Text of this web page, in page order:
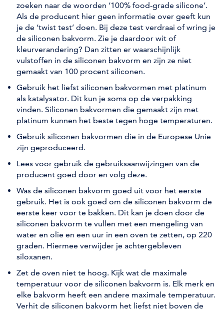
zoeken naar de woorden ‘100% food-grade silicone’.
Als de producent hier geen informatie over geeft kun
je de ‘twist test’ doen. Bij deze test verdraai of wring je
de siliconen bakvorm. Zie je daardoor wit of
kleurverandering? Dan zitten er waarschijnlijk
vulstoffen in de siliconen bakvorm en zijn ze niet
gemaakt van 100 procent siliconen.
Gebruik het liefst siliconen bakvormen met platinum
als katalysator. Dit kun je soms op de verpakking
vinden. Siliconen bakvormen die gemaakt zijn met
platinum kunnen het beste tegen hoge temperaturen.
Gebruik siliconen bakvormen die in de Europese Unie
zijn geproduceerd.
Lees voor gebruik de gebruiksaanwijzingen van de
producent goed door en volg deze.
Was de siliconen bakvorm goed uit voor het eerste
gebruik. Het is ook goed om de siliconen bakvorm de
eerste keer voor te bakken. Dit kan je doen door de
siliconen bakvorm te vullen met een mengeling van
water en olie en een uur in een oven te zetten, op 220
graden. Hiermee verwijder je achtergebleven
siloxanen.
Zet de oven niet te hoog. Kijk wat de maximale
temperatuur voor de siliconen bakvorm is. Elk merk en
elke bakvorm heeft een andere maximale temperatuur.
Verhit de siliconen bakvorm het liefst niet boven de